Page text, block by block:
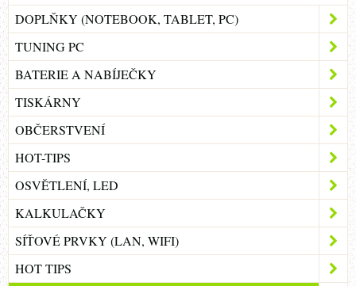
DOPLŇKY (NOTEBOOK, TABLET, PC)
TUNING PC
BATERIE A NABÍJEČKY
TISKÁRNY
OBČERSTVENÍ
HOT-TIPS
OSVĚTLENÍ, LED
KALKULAČKY
SÍŤOVÉ PRVKY (LAN, WIFI)
HOT TIPS